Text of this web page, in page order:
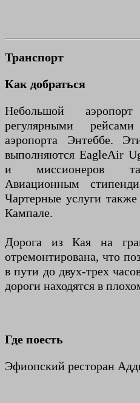
Транспорт
Как добраться
Небольшой
регулярными
аэропорта Энтеббе.
выполняются EagleAir
и миссионеров
Авиационным
Чартерные услуги
Кампале.
Дорога из Кая на
отремонтирована, что
в пути до двух-трех
дороги находятся в
Где поесть
Эфиопский ресторан